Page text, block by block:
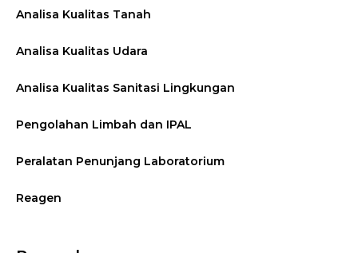
Analisa Kualitas Tanah
Analisa Kualitas Udara
Analisa Kualitas Sanitasi Lingkungan
Pengolahan Limbah dan IPAL
Peralatan Penunjang Laboratorium
Reagen